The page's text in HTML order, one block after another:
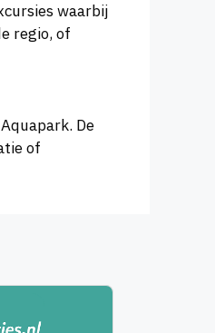
waarbij
regio, of
De
of